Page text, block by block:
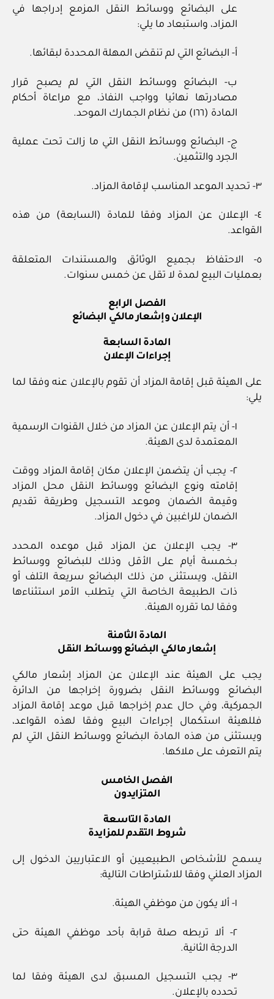
على البضائع ووسائط النقل المزمع إدراجها في
المزاد، واستبعاد ما يلي:
أ- البضائع التي لم تنقض المهلة المحددة لبقائها.
ب- البضائع ووسائط النقل التي لم يصبح قرار
مصادرتها نهائيا وواجب النفاذ، مع مراعاة أحكام
المادة (١٦٦) من نظام الجمارك الموحد.
ج- البضائع ووسائط النقل التي ما زالت تحت عملية
الجرد والتثمين.
٣- تحديد الموعد المناسب لإقامة المزاد.
٤- الإعلان عن المزاد وفقا للمادة (السابعة) من هذه
القواعد.
٥- الاحتفاظ بجميع الوثائق والمستندات المتعلقة
بعمليات البيع لمدة لا تقل عن خمس سنوات.
الفصل الرابع
الإعلان وإشعار مالكي البضائع
المادة السابعة
إجراءات الإعلان
على الهيئة قبل إقامة المزاد أن تقوم بالإعلان عنه وفقا لما
يلي:
١- أن يتم الإعلان عن المزاد من خلال القنوات الرسمية
المعتمدة لدى الهيئة.
٢- يجب أن يتضمن الإعلان مكان إقامة المزاد ووقت
إقامته ونوع البضائع ووسائط النقل محل المزاد
وقيمة الضمان وموعد التسجيل وطريقة تقديم
الضمان للراغبين في دخول المزاد.
٣- يجب الإعلان عن المزاد قبل موعده المحدد
بـخمسة أيام على الأقل وذلك للبضائع ووسائط
النقل، ويستثنى من ذلك البضائع سريعة التلف أو
ذات الطبيعة الخاصة التي يتطلب الأمر استثناءها
وفقا لما تقرره الهيئة.
المادة الثامنة
إشعار مالكي البضائع ووسائط النقل
يجب على الهيئة عند الإعلان عن المزاد إشعار مالكي
البضائع ووسائط النقل بضرورة إخراجها من الدائرة
الجمركية، وفي حال عدم إخراجها قبل موعد إقامة المزاد
فللهيئة استكمال إجراءات البيع وفقا لهذه القواعد،
ويستثنى من هذه المادة البضائع ووسائط النقل التي لم
يتم التعرف على ملاكها.
الفصل الخامس
المتزايدون
المادة التاسعة
شروط التقدم للمزايدة
يسمح للأشخاص الطبيعيين أو الاعتباريين الدخول إلى
المزاد العلني وفقا للاشتراطات التالية:
١- ألا يكون من موظفي الهيئة.
٢- ألا تربطه صلة قرابة بأحد موظفي الهيئة حتى
الدرجة الثانية.
٣- يجب التسجيل المسبق لدى الهيئة وفقا لما
تحدده بالإعلان.